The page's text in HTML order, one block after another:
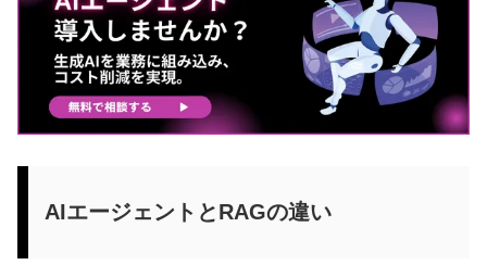
AIエージェントとRAGの違い